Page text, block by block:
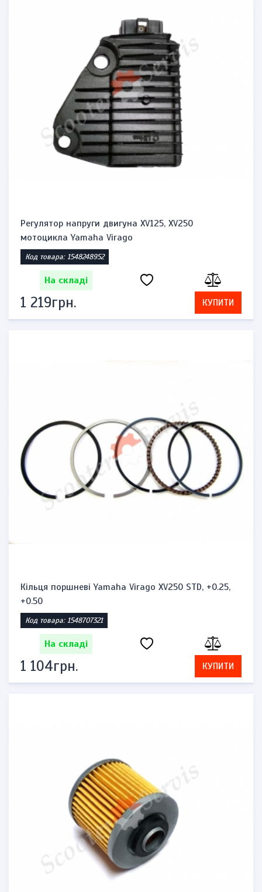
Регулятор напруги двигуна XV125, XV250
мотоцикла Yamaha Virago
Код товара: 1548248952
На складі
1 219грн. КУПИТИ
Кільця поршневі Yamaha Virago XV250 STD, +0.25,
+0.50
Код товара: 1548707321
На складі
1 104грн. КУПИТИ